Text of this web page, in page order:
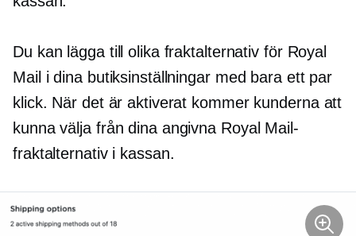
Du kan lägga till olika fraktalternativ för Royal
Mail i dina butiksinställningar med bara ett par
klick. När det är aktiverat kommer kunderna att
kunna välja från dina angivna Royal Mail-
fraktalternativ i kassan.